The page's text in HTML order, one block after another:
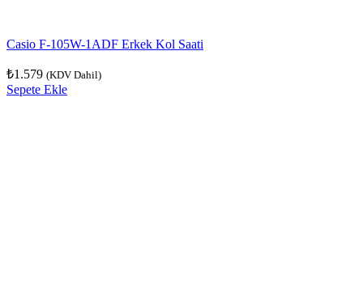
Casio F-105W-1ADF Erkek Kol Saati
₺1.579 (KDV Dahil)
Sepete Ekle